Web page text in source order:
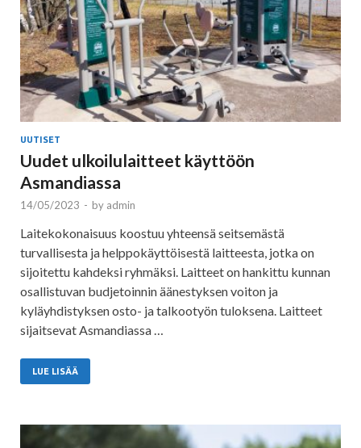
UUTISET
Uudet ulkoilulaitteet käyttöön
Asmandiassa
14/05/2023 - by admin
Laitekokonaisuus koostuu yhteensä seitsemästä
turvallisesta ja helppokäyttöisestä laitteesta, jotka on
sijoitettu kahdeksi ryhmäksi. Laitteet on hankittu kunnan
osallistuvan budjetoinnin äänestyksen voiton ja
kyläyhdistyksen osto- ja talkootyön tuloksena. Laitteet
sijaitsevat Asmandiassa …
LUE LISÄÄ